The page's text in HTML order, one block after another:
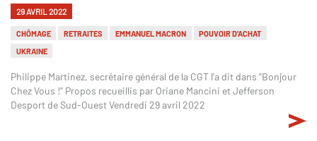
29 AVRIL 2022
CHÔMAGE RETRAITES EMMANUEL MACRON
POUVOIR D'ACHAT
UKRAINE
Philippe Martinez, secrétaire général de la CGT l'a dit dans "Bonjour
Chez Vous !" Propos recueillis par Oriane Mancini et Jefferson
Desport de Sud-Ouest Vendredi 29 avril 2022